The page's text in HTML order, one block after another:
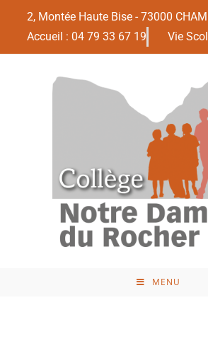
2, Montée Haute Bise - 73000
Accueil : 04 79 33 67 19
Vie
MENU